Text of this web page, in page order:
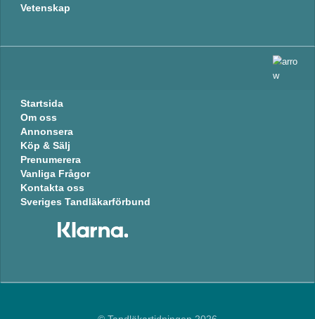
Vetenskap
Startsida
Om oss
Annonsera
Köp & Sälj
Prenumerera
Vanliga Frågor
Kontakta oss
Sveriges Tandläkarförbund